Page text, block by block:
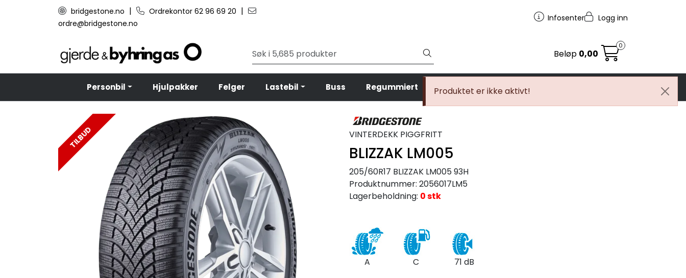
Skip to main contentbridgestone.no | Ordrekontor 62 96 69 20 |
ordre@bridgestone.no
Infosenter Logg inn
Beløp 0,00
0
Personbil Hjulpakker Felger Lastebil Buss Regummiert Anlegg MC
Produktet er ikke aktivt!
TILBUD VINTERDEKK PIGGFRITT
BLIZZAK LM005
205/60R17 BLIZZAK LM005 93H
Produktnummer: 2056017LM5
Lagerbeholdning: 0 stk
A C
71 dB